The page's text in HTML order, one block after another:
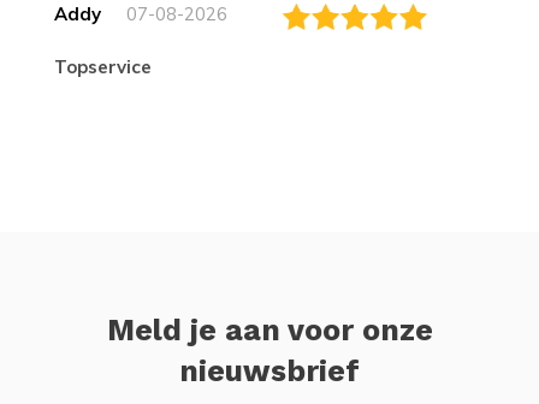
Addy 07-08-2026
topservice
Meld je aan voor onze
nieuwsbrief